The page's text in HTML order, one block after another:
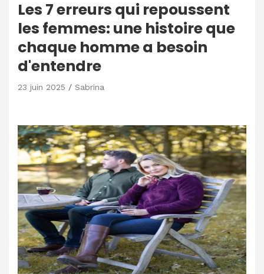
Les 7 erreurs qui repoussent
les femmes: une histoire que
chaque homme a besoin
d'entendre
23 juin 2025 Sabrina